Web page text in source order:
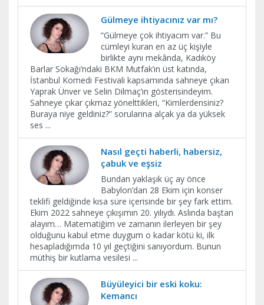
Gülmeye ihtiyacınız var mı?
“Gülmeye çok ihtiyacım var.” Bu
cümleyi kuran en az üç kişiyle
birlikte aynı mekânda, Kadıköy
Barlar Sokağı’ndaki BKM Mutfak’ın üst katında,
İstanbul Komedi Festivali kapsamında sahneye çıkan
Yaprak Ünver ve Selin Dilmaç’ın gösterisindeyim.
Sahneye çıkar çıkmaz yönelttikleri, “Kimlerdensiniz?
Buraya niye geldiniz?” sorularına alçak ya da yüksek
ses ...
Nasıl geçti haberli, habersiz,
çabuk ve eşsiz
Bundan yaklaşık üç ay önce
Babylon’dan 28 Ekim için konser
teklifi geldiğinde kısa süre içerisinde bir şey fark ettim.
Ekim 2022 sahneye çıkışımın 20. yılıydı. Aslında baştan
alayım… Matematiğim ve zamanın ilerleyen bir şey
olduğunu kabul etme duygum o kadar kötü ki, ilk
hesapladığımda 10 yıl geçtiğini sanıyordum. Bunun
müthiş bir kutlama vesilesi ...
Büyüleyici bir eski koku:
Kemancı